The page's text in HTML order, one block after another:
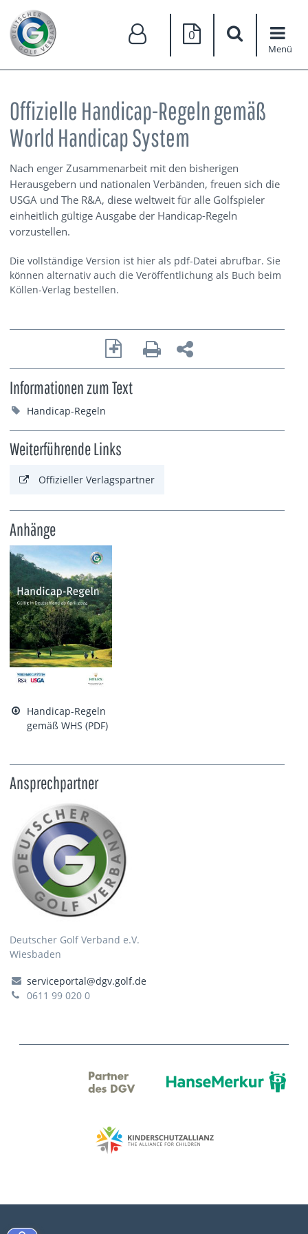
0
Menü
Offizielle Handicap-Regeln gemäß
World Handicap System
Nach enger Zusammenarbeit mit den bisherigen
Herausgebern und nationalen Verbänden, freuen sich die
USGA und The R&A, diese weltweit für alle Golfspieler
einheitlich gültige Ausgabe der Handicap-Regeln
vorzustellen.
Die vollständige Version ist hier als pdf-Datei abrufbar. Sie
können alternativ auch die Veröffentlichung als Buch beim
Köllen-Verlag bestellen.
Informationen zum Text
Handicap-Regeln
Weiterführende Links
Offizieller Verlagspartner
Anhänge
Handicap-Regeln
gemäß WHS (PDF)
Ansprechpartner
Deutscher Golf Verband e.V.
Wiesbaden
serviceportal@dgv.golf.de
0611 99 020 0